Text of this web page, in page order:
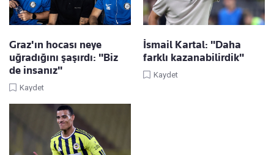
Graz'ın hocası neye
uğradığını şaşırdı: "Biz
de insanız"
Kaydet
İsmail Kartal: "Daha
farklı kazanabilirdik"
Kaydet